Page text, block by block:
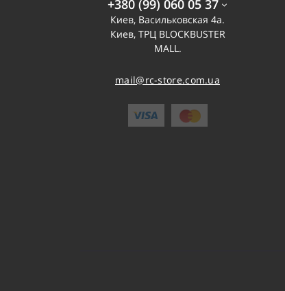
+380 (99) 060 05 37
Киев, Васильковская 4а.
Киев, ТРЦ BLOCKBUSTER
MALL.
mail@rc-store.com.ua